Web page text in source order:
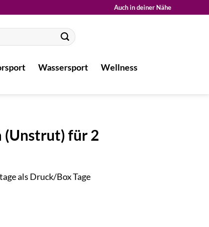
Auch in deiner Nähe
Wassersport
Wellness
(Unstrut) für 2
als Druck/Box Tage